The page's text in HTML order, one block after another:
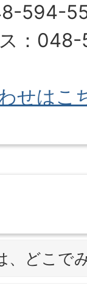
594-
：
せはこ
、どこで